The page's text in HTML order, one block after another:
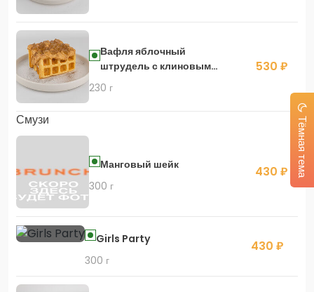
Вафля яблочный
штрудель с клиновым
кремом
230 г
530 ₽
Смузи
Манговый шейк
300 г
430 ₽
Girls Party
300 г
430 ₽
Тёмная тема